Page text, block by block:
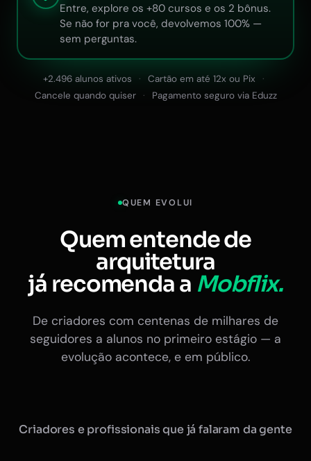
QUEM EVOLUI
Quem entende de
arquitetura
já recomenda a Mobflix.
De criadores com centenas de milhares de
seguidores a alunos no primeiro estágio — a
evolução acontece, e em público.
Criadores e profissionais que já falaram da gente
Maurício @arquitretas Eduardo Nóbrega
Entre, explore os +80 cursos e os 2 bônus.
Se não for pra você, devolvemos 100% —
sem perguntas.
+2.496 alunos ativos
Cartão em até 12x ou Pix
Cancele quando quiser
Pagamento seguro via Eduzz